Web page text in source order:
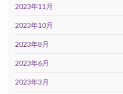
2023年11月
2023年10月
2023年8月
2023年6月
2023年3月